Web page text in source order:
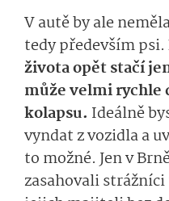
V autě by ale
tedy především psi.
života opět stačí
může velmi rychle
kolapsu. Ideálně
vyndat z vozidla a
to možné. Jen v
zasahovali